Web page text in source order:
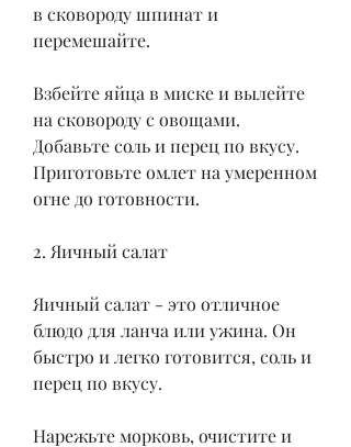
в сковороду шпинат и
перемешайте.
Взбейте яйца в миске и вылейте
на сковороду с овощами.
Добавьте соль и перец по вкусу.
Приготовьте омлет на умеренном
огне до готовности.
2. Яичный салат
Яичный салат - это отличное
блюдо для ланча или ужина. Он
быстро и легко готовится, соль и
перец по вкусу.
Нарежьте морковь, очистите и